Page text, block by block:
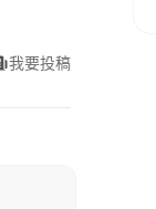
我要投稿